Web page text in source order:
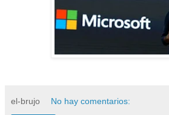
el-brujo No hay comentarios: